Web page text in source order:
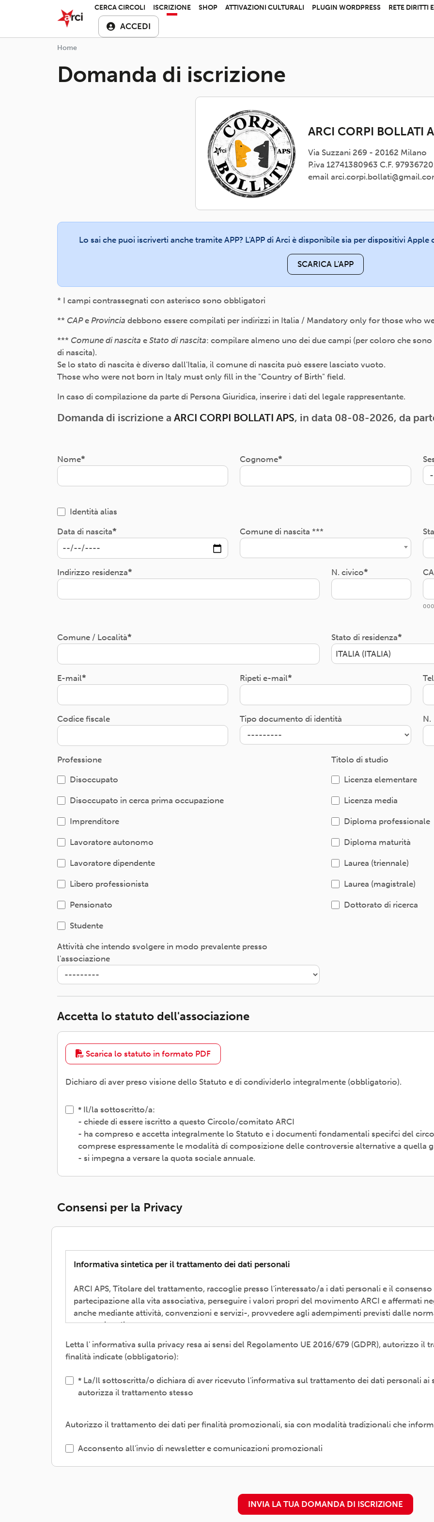
Salta al contenuto principale
ARCI APSCERCA CIRCOLI ISCRIZIONE SHOP ATTIVAZIONI CULTURALI PLUGIN WORDPRESS RETE DIRITTI
ACCEDI
Home
Domanda di iscrizione
ARCI CORPI BOLLATI
Via Suzzani 269 - 20162 Milano
P.iva 12741380963 C.F.
email
Lo sai che puoi iscriverti anche tramite APP? L'APP di Arci è disponibile sia per dispositivi Apple
SCARICA L'APP
* I campi contrassegnati con asterisco sono obbligatori
** CAPe Provincia debbono essere compilati per indirizzi in Italia / Mandatory only for those who
*** Comune di nascita e Stato di nascita: compilare almeno uno dei due campi (per coloro che
di nascita).
Se lo stato di nascita è diverso dall'Italia, il comune di nascita può essere lasciato vuoto.
Those who were not born in Italy must only fill in the "Country of Birth" field.
In caso di compilazione da parte di Persona Giuridica, inserire i dati del legale rappresentante.
Domanda di iscrizione a ARCI CORPI BOLLATI APS, in data 08-08-2026, da
Nome Cognome
Identità alias
Data di nascita Comune di nascita ***
Indirizzo residenza N. civico
Comune / Località
Stato di residenza
ITALIA (ITALIA)
E-mail Ripeti e-mail
Codice fiscale Tipo documento di identità N.
Professione
Disoccupato
Disoccupato in cerca prima occupazione
Imprenditore
Lavoratore autonomo
Lavoratore dipendente
Libero professionista
Pensionato
Studente
Titolo di studio
Licenza elementare
Licenza media
Diploma professionale
Diploma maturità
Laurea (triennale)
Laurea (magistrale)
Dottorato di ricerca
Attività che intendo svolgere in modo prevalente presso
l'associazione
Accetta lo statuto dell'associazione
Scarica lo statuto in formato PDF
Dichiaro di aver preso visione dello Statuto e di condividerlo integralmente (obbligatorio).
Il/la sottoscritto/a:
- chiede di essere iscritto a questo Circolo/comitato ARCI
- ha compreso e accetta integralmente lo Statuto e i documenti fondamentali specifci del
comprese espressamente le modalità di composizione delle controversie alternative a quella
- si impegna a versare la quota sociale annuale.
Consensi per la Privacy
Informativa sintetica per il trattamento dei dati personali
ARCI APS, Titolare del trattamento, raccoglie presso l'interessato/a i dati personali e il
partecipazione alla vita associativa, perseguire i valori propri del movimento ARCI e affermati
anche mediante attività, convenzioni e servizi-, provvedere agli adempimenti previsti dalle
promozionali.
Il trattamento verrà effettuato: con modalità cartacea e/o informatica; in modo lecito, corretto,
interni e/o comunicando i dati a soggetti esterni (amministrazioni/autorità; fornitori di specifici
L'interessato/a può esercitare i propri diritti previsti dal Regolamento (UE) 679/2016 (es.
l'informativa dettagliata e aggiornata èdisponibile qui
ARCI APS, Via dei Monti di Pietralata, n. 16 - 00157 ROMA - info@arci.it
Letta l' informativa sulla privacy resa ai sensi del Regolamento UE 2016/679 (GDPR), autorizzo il
finalità indicate (obbligatorio):
La/Il sottoscritta/o dichiara di aver ricevuto l'informativa sul trattamento dei dati personali ai
autorizza il trattamento stesso
Autorizzo il trattamento dei dati per finalità promozionali, sia con modalità tradizionali che
Acconsento all'invio di newsletter e comunicazioni promozionali
INVIA LA TUA DOMANDA DI ISCRIZIONE